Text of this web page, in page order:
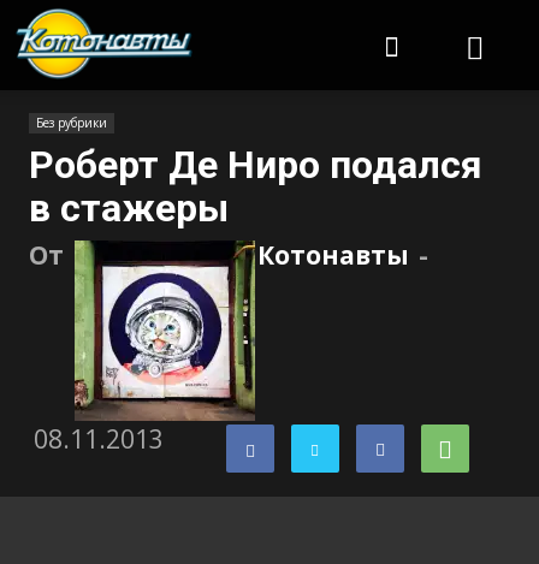
Без рубрики
Роберт Де Ниро подался
в стажеры
От Котонавты -
08.11.2013